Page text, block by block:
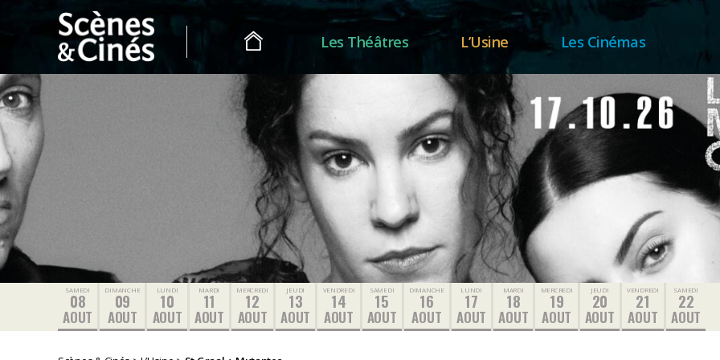
Scènes
Les Théâtres L’Usine Les Cinémas
SAMEDI
08
AOUT
DIMANCHE
09
AOUT
LUNDI
10
AOUT
MARDI
11
AOUT
MERCREDI
12
AOUT
JEUDI
13
AOUT
VENDREDI
14
AOUT
SAMEDI
15
AOUT
DIMANCHE
16
AOUT
LUNDI
17
AOUT
MARDI
18
AOUT
MERCREDI
19
AOUT
JEUDI
20
AOUT
VENDREDI
21
AOUT
SAMEDI
22
AOUT